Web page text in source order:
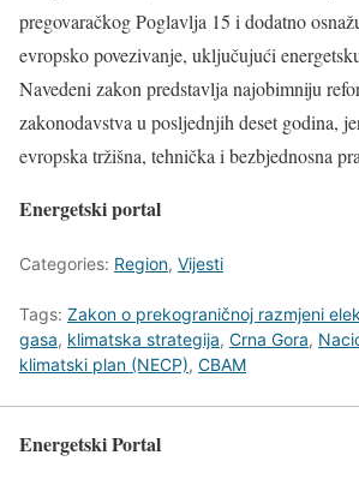
pregovaračkog Poglavlja 15 i dodatno
evropsko povezivanje, uključujući
Navedeni zakon predstavlja najobimniju
zakonodavstva u posljednjih deset godina,
evropska tržišna, tehnička i bezbjednosna
Energetski portal
Categories: Region, Vijesti
Tags: Zakon o prekograničnoj razmjeni
gasa, klimatska strategija, Crna Gora,
klimatski plan (NECP), CBAM
Energetski Portal